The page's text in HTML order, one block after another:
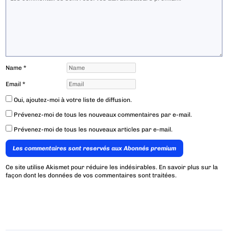
Name*
Email*
Oui, ajoutez-moi à votre liste de diffusion.
Prévenez-moi de tous les nouveaux commentaires par e-mail.
Prévenez-moi de tous les nouveaux articles par e-mail.
Les commentaires sont reservés aux Abonnés premium
Ce site utilise Akismet pour réduire les indésirables. En savoir plus sur la
façon dont les données de vos commentaires sont traitées.